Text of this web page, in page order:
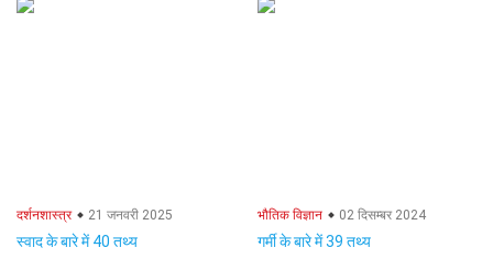
दर्शनशास्त्र 21 जनवरी 2025
स्वाद के बारे में 40 तथ्य
भौतिक विज्ञान 02 दिसम्बर 2024
गर्मी के बारे में 39 तथ्य